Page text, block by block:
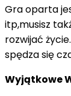
Gra oparta
itp,musisz
rozwijać
spędza się
Wyjątkowe